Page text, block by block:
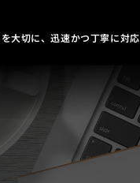
大切に、迅速かつ丁寧に対応